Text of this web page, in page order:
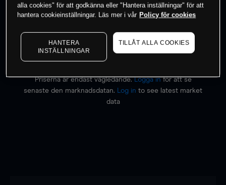
Börja handla
Priserna är endast vägledande.Logga inför att se
senaste den marknadsdatan.
Log in to see latest market
data
alla cookies" för att godkänna eller "Hantera inställningar" för att
hantera cookieinställningar. Läs mer i vår Policy för cookies
HANTERA
INSTÄLLNINGAR
TILLÅT ALLA COOKIES